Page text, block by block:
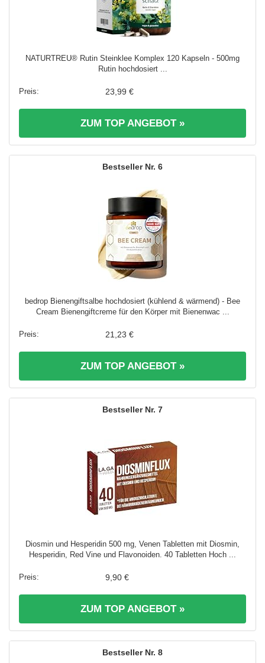
NATURTREU® Rutin Steinklee Komplex 120 Kapseln - 500mg
Rutin hochdosiert ...
23,99 €
ZUM TOP ANGEBOT »
6
bedrop Bienengiftsalbe hochdosiert (kühlend & wärmend) - Bee
Cream Bienengiftcreme für den Körper mit Bienenwac ...
21,23 €
ZUM TOP ANGEBOT »
7
Diosmin und Hesperidin 500 mg, Venen Tabletten mit Diosmin,
Hesperidin, Red Vine und Flavonoiden. 40 Tabletten Hoch ...
9,90 €
ZUM TOP ANGEBOT »
8